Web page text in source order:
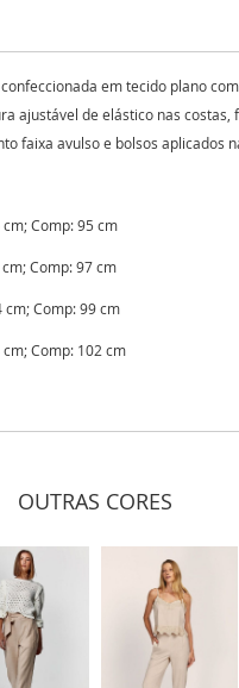
em tecido plano
ajustável de elástico nas costas,
faixa avulso e bolsos aplicados
Comp: 95 cm
Comp: 97 cm
Comp: 99 cm
Comp: 102 cm
OUTRAS CORES